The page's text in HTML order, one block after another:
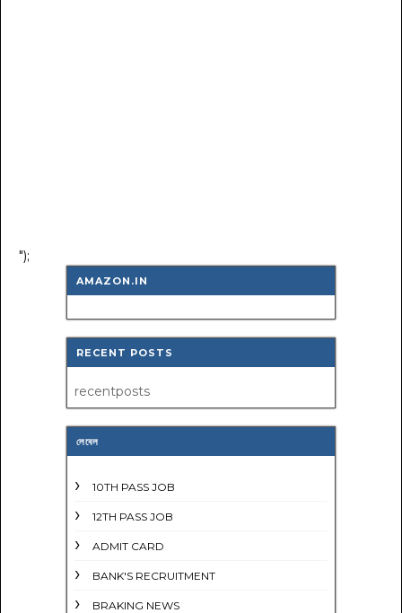
");
AMAZON.IN
RECENT POSTS
recentposts
লেবেল
10TH PASS JOB
12TH PASS JOB
ADMIT CARD
BANK'S RECRUITMENT
BRAKING NEWS